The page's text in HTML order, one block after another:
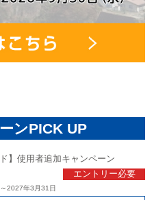
ンPICK UP
ド】使用者追加キャンペーン
エントリー必要
2027年3月31日